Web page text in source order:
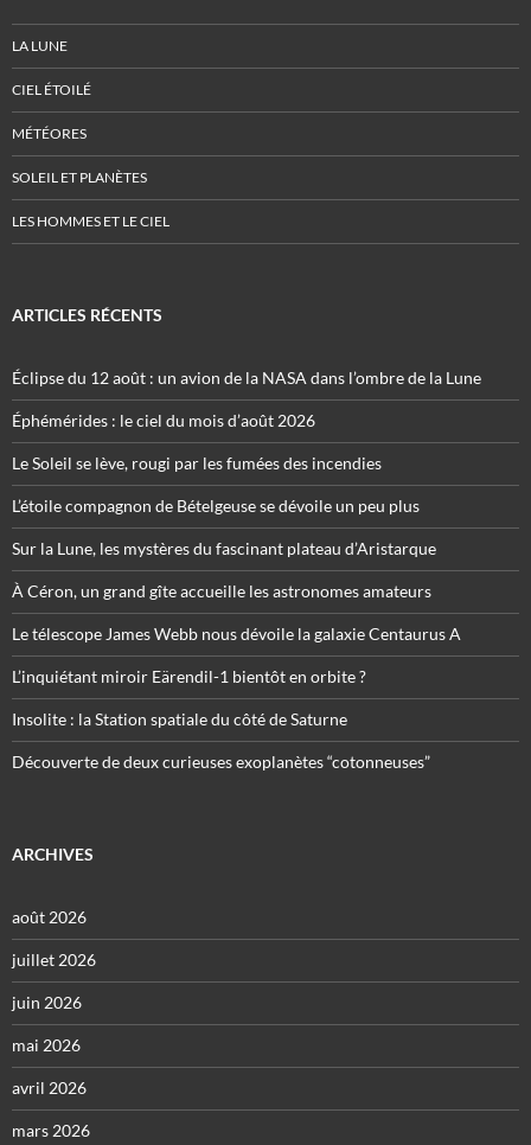
LA LUNE
CIEL ÉTOILÉ
MÉTÉORES
SOLEIL ET PLANÈTES
LES HOMMES ET LE CIEL
ARTICLES RÉCENTS
Éclipse du 12 août : un avion de la NASA dans l’ombre de la Lune
Éphémérides : le ciel du mois d’août 2026
Le Soleil se lève, rougi par les fumées des incendies
L’étoile compagnon de Bételgeuse se dévoile un peu plus
Sur la Lune, les mystères du fascinant plateau d’Aristarque
À Céron, un grand gîte accueille les astronomes amateurs
Le télescope James Webb nous dévoile la galaxie Centaurus A
L’inquiétant miroir Eärendil-1 bientôt en orbite ?
Insolite : la Station spatiale du côté de Saturne
Découverte de deux curieuses exoplanètes “cotonneuses”
ARCHIVES
août 2026
juillet 2026
juin 2026
mai 2026
avril 2026
mars 2026